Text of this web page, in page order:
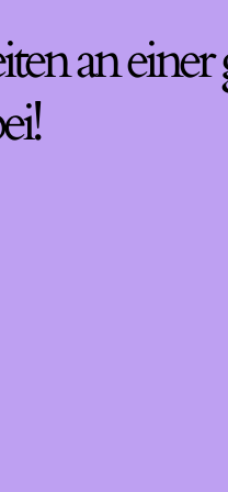
an